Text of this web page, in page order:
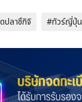
ปลาซึกิจิ #ทัวร์ญี่ปุ่น